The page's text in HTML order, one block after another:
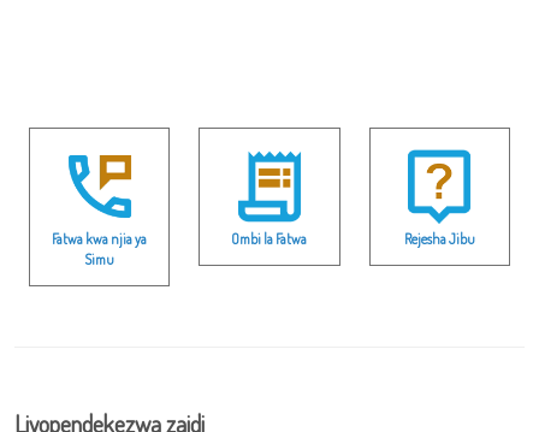
Fatwa kwa njia ya
Simu
Ombi la Fatwa Rejesha Jibu
Liyopendekezwa zaidi